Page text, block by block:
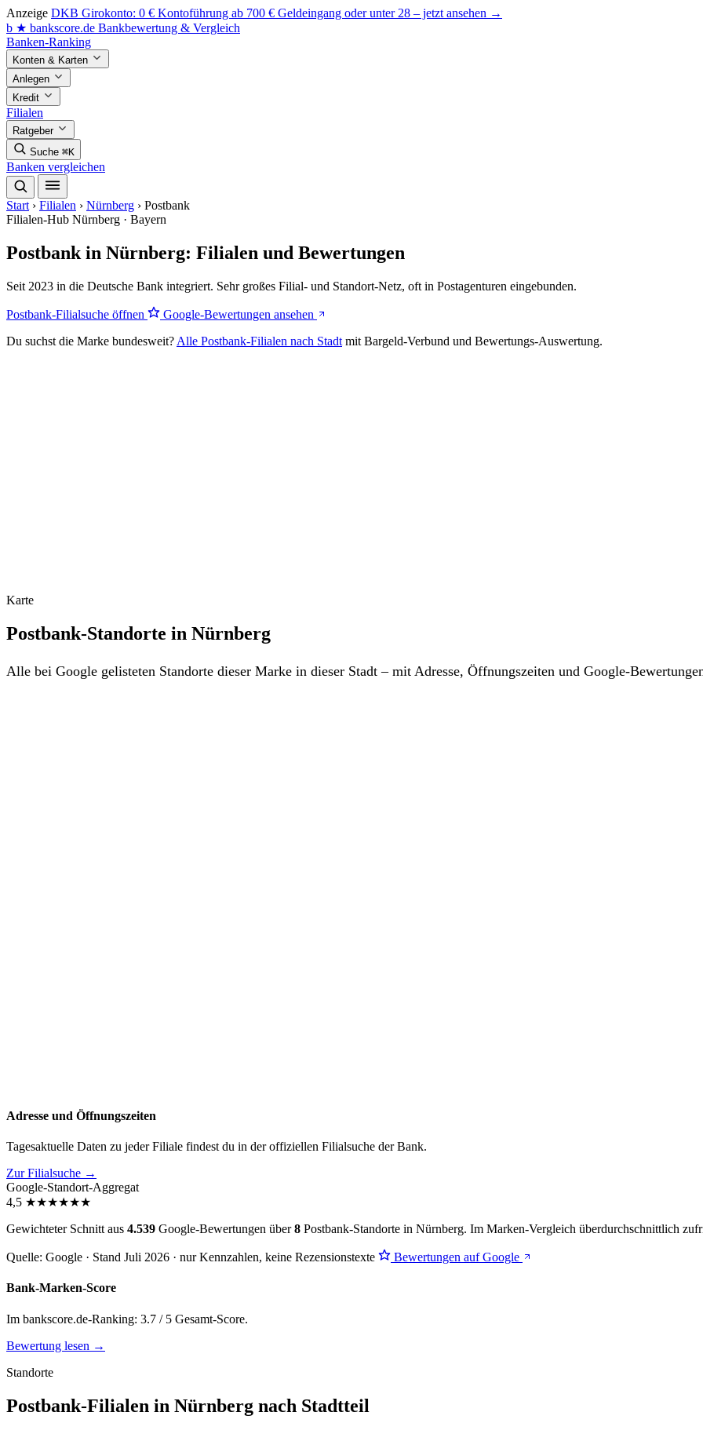
Anzeige DKB Girokonto: 0 € Kontoführung ab 700 € Geldeingang oder unter 28 – jetzt ansehen →
b ★ bankscore.de Bankbewertung & Vergleich
Banken-Ranking
Konten & Karten
Anlegen
Kredit
Filialen
Ratgeber
Suche ⌘K
Banken vergleichen
Start › Filialen › Nürnberg › Postbank
Filialen-Hub Nürnberg · Bayern
Postbank in Nürnberg: Filialen und Bewertungen
Seit 2023 in die Deutsche Bank integriert. Sehr großes Filial- und Standort-Netz, oft in Postagenturen eingebunden.
Postbank-Filialsuche öffnen
Google-Bewertungen ansehen
Du suchst die Marke bundesweit? Alle Postbank-Filialen nach Stadt mit Bargeld-Verbund und Bewertungs-Auswertung.
Karte
Postbank-Standorte in Nürnberg
Alle bei Google gelisteten Standorte dieser Marke in dieser Stadt – mit Adresse, Öffnungszeiten und Google-
Adresse und Öffnungszeiten
Tagesaktuelle Daten zu jeder Filiale findest du in der offiziellen Filialsuche der Bank.
Zur Filialsuche →
Google-Standort-Aggregat
4,5 ★★★★★★
Gewichteter Schnitt aus 4.539 Google-Bewertungen über8 Postbank-Standorte in Nürnberg. Im Marken-Vergleich überdurchschnittlich
Quelle: Google · Stand Juli 2026 · nur Kennzahlen, keine Rezensionstexte Bewertungen auf Google
Bank-Marken-Score
Im bankscore.de-Ranking: 3.7 / 5 Gesamt-Score.
Bewertung lesen →
Standorte
Postbank-Filialen in Nürnberg nach Stadtteil